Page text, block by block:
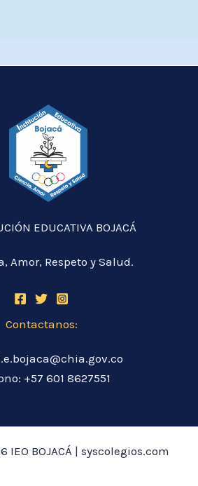
EDUCATIVA BOJACÁ
Amor, Respeto y Salud.
Contactanos:
+57 601 8627551
IEO BOJACÁ | syscolegios.com